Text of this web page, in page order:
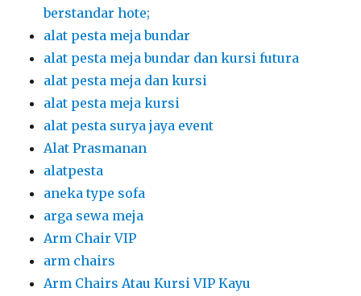
berstandar hote;
alat pesta meja bundar
alat pesta meja bundar dan kursi futura
alat pesta meja dan kursi
alat pesta meja kursi
alat pesta surya jaya event
Alat Prasmanan
alatpesta
aneka type sofa
arga sewa meja
Arm Chair VIP
arm chairs
Arm Chairs Atau Kursi VIP Kayu